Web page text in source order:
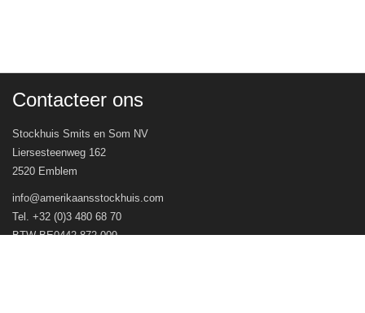
Contacteer ons
Stockhuis Smits en Som NV
Liersesteenweg 162
2520 Emblem
info@amerikaansstockhuis.com
Tel. +32 (0)3 480 68 70
BTW BE0442.872.009